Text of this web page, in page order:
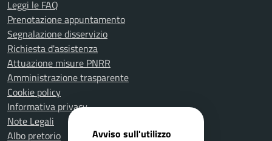
Leggi le FAQ
Prenotazione appuntamento
Segnalazione disservizio
Richiesta d'assistenza
Attuazione misure PNRR
Amministrazione trasparente
Cookie policy
Informativa privacy
Note Legali
Albo pretorio
Avviso sull'utilizzo